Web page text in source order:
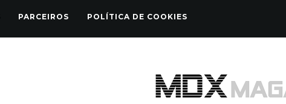
PARCEIROS POLÍTICA DE COOKIES